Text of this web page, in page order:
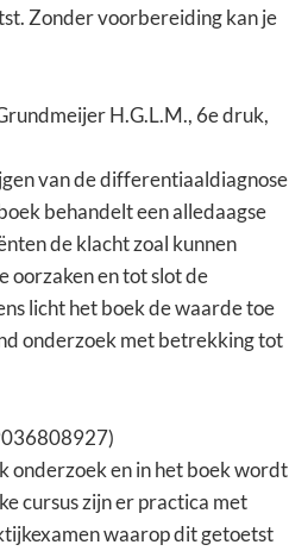
Zonder voorbereiding kan je
H.G.L.M., 6e druk,
van de differentiaaldiagnose
behandelt een alledaagse
de klacht zoal kunnen
oorzaken en tot slot de
licht het boek de waarde toe
onderzoek met betrekking tot
onderzoek en in het boek wordt
cursus zijn er practica met
waarop dit getoetst